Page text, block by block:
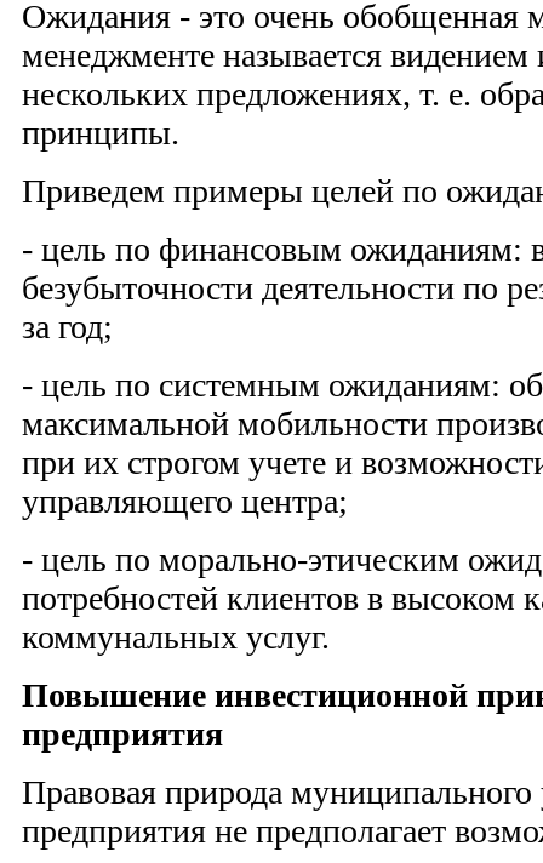
Ожидания - это очень обобщенная
менеджменте называется
нескольких предложениях, т. е.
принципы.
Приведем примеры целей по
- цель по финансовым ожиданиям:
безубыточности деятельности по
за год;
- цель по системным ожиданиям:
максимальной мобильности
при их строгом учете и
управляющего центра;
- цель по морально-этическим
потребностей клиентов в высоком
коммунальных услуг.
Повышение инвестиционной
предприятия
Правовая природа муниципального
предприятия не предполагает